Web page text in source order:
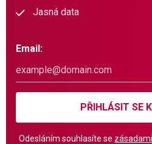
Jasná data
Email:
PŘIHLÁSIT SE
Odesláním souhlasíte se